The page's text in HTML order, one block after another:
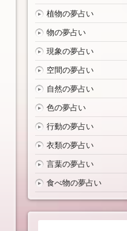
植物の夢占い
物の夢占い
現象の夢占い
空間の夢占い
自然の夢占い
色の夢占い
行動の夢占い
衣類の夢占い
言葉の夢占い
食べ物の夢占い